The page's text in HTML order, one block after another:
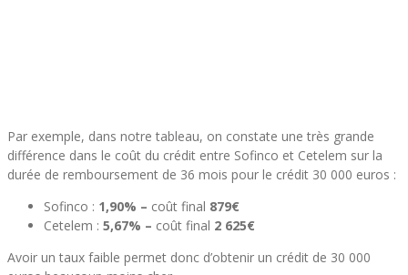
Par exemple, dans notre tableau, on constate une très grande
différence dans le coût du crédit entre Sofinco et Cetelem sur la
durée de remboursement de 36 mois pour le crédit 30 000 euros :
Sofinco : 1,90% – coût final 879€
Cetelem : 5,67% – coût final 2 625€
Avoir un taux faible permet donc d’obtenir un crédit de 30 000